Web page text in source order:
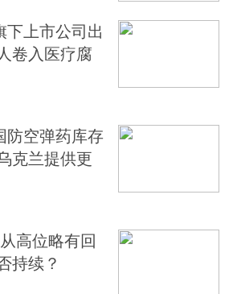
下上市公司出
卷入医疗腐
防空弹药库存
克兰提供更
高位略有回
持续？